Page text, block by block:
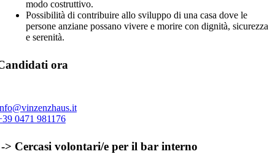
modo costruttivo.
Possibilità di contribuire allo sviluppo di una casa dove le
persone anziane possano vivere e morire con dignità, sicurezza
e serenità.
ora
0471 981176
-> Cercasi volontari/e per il bar interno